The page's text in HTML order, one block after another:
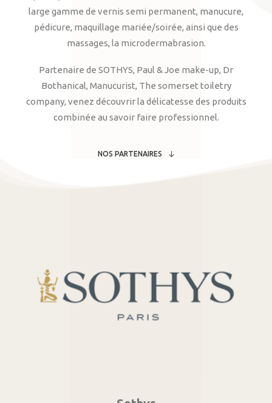
large gamme de vernis semi permanent, manucure,
pédicure, maquillage mariée/soirée, ainsi que des
massages, la microdermabrasion.
Partenaire de SOTHYS, Paul & Joe make-up, Dr
Bothanical, Manucurist, The somerset toiletry
company, venez découvrir la délicatesse des produits
combinée au savoir faire professionnel.
NOS PARTENAIRES